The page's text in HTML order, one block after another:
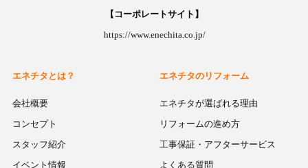
【コーポレートサイト】
https://www.enechita.co.jp/
エネチタとは？
会社概要
コンセプト
スタッフ紹介
イベント情報
エネチタのリフォーム
エネチタが選ばれる理由
リフォームの進め方
工事保証・アフターサービス
よくある質問